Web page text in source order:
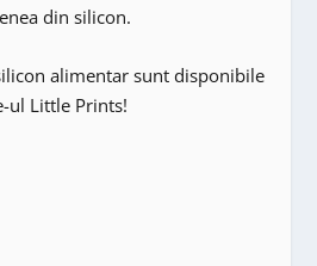
din silicon.
alimentar sunt disponibile
ul Little Prints!